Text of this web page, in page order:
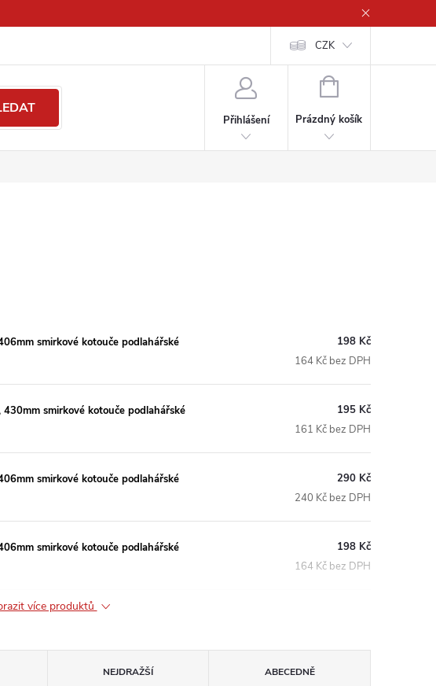
údajů CZK
Přihlášení
NÁKUPNÍ
Prázdný košík
smirkové kotouče podlahářské
198 Kč
164 Kč bez DPH
smirkové kotouče podlahářské
195 Kč
161 Kč bez DPH
smirkové kotouče podlahářské
290 Kč
240 Kč bez DPH
smirkové kotouče podlahářské
198 Kč
164 Kč bez DPH
více produktů
NEJDRAŽŠÍ ABECEDNĚ